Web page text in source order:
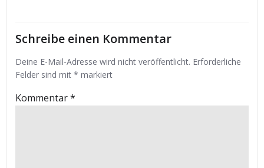
Schreibe einen Kommentar
Deine E-Mail-Adresse wird nicht veröffentlicht. Erforderliche
Felder sind mit * markiert
Kommentar*